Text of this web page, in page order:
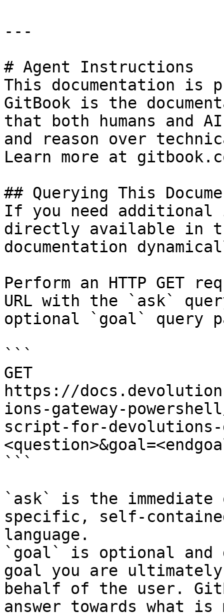
---
# Agent Instructions
This documentation is
GitBook is the
that both humans and
and reason over
Learn more at
## Querying This
If you need
directly available in
documentation
Perform an HTTP GET
URL with the `ask`
optional `goal` query
```
GET
https://
ions-gateway-
script-for-devolutions-
```
`ask` is the
specific, self-
language.
`goal` is optional and
goal you are
behalf of the user.
answer towards what